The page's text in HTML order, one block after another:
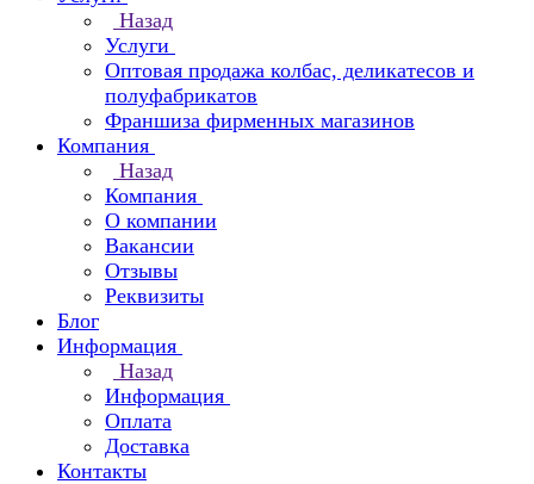
Назад
Услуги
Оптовая продажа колбас, деликатесов и
полуфабрикатов
Франшиза фирменных магазинов
Компания
Назад
Компания
О компании
Вакансии
Отзывы
Реквизиты
Блог
Информация
Назад
Информация
Оплата
Доставка
Контакты